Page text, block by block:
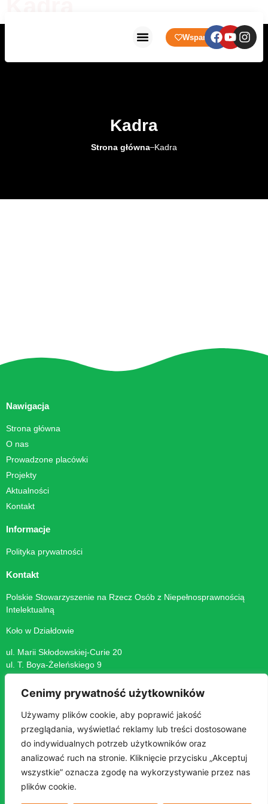
Cenimy prywatność użytkowników
Używamy plików cookie, aby poprawić jakość
przeglądania, wyświetlać reklamy lub treści dostosowane
do indywidualnych potrzeb użytkowników oraz
analizować ruch na stronie. Kliknięcie przycisku „Akceptuj
wszystkie” oznacza zgodę na wykorzystywanie przez nas
plików cookie.
Wsparcie
Kadra
Strona główna Kadra
Nawigacja
Strona główna
O nas
Prowadzone placówki
Projekty
Aktualności
Kontakt
Informacje
Polityka prywatności
Kontakt
Polskie Stowarzyszenie na Rzecz Osób z Niepełnosprawnością
Intelektualną
Koło w Działdowie
ul. Marii Skłodowskiej-Curie 20
ul. T. Boya-Żeleńskiego 9
13-200 Działdowo
+48 23 697 21 76
zk.dzialdowo@psoni.org.pl
ADRES DO E-DORĘCZEŃ: AE:PL-23048-60860-AVSSR-25
NIP 571-16-55-979